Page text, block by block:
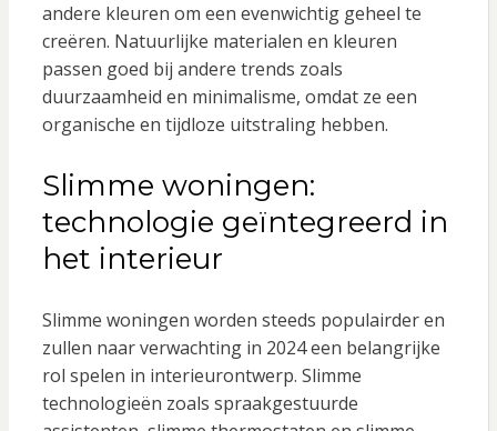
andere kleuren om een evenwichtig geheel te
creëren. Natuurlijke materialen en kleuren
passen goed bij andere trends zoals
duurzaamheid en minimalisme, omdat ze een
organische en tijdloze uitstraling hebben.
Slimme woningen:
technologie geïntegreerd in
het interieur
Slimme woningen worden steeds populairder en
zullen naar verwachting in 2024 een belangrijke
rol spelen in interieurontwerp. Slimme
technologieën zoals spraakgestuurde